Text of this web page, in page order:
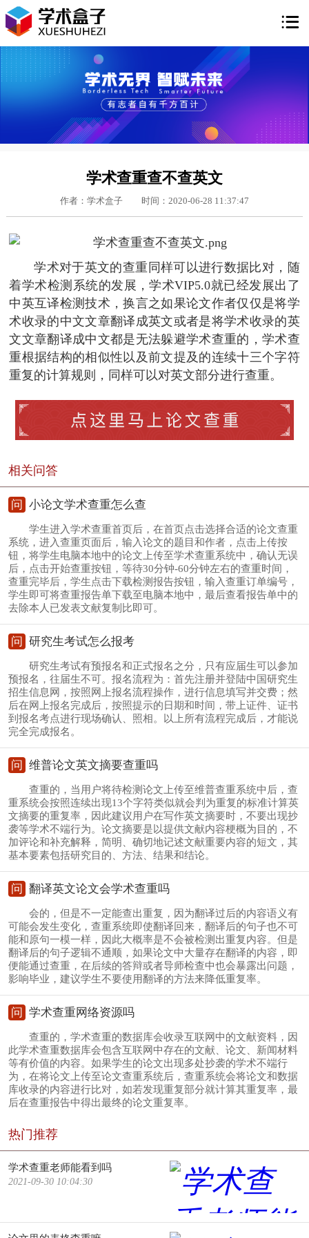

学术查重查不查英文
作者：学术盒子 时间：2020-06-28 11:37:47
学术对于英文的查重同样可以进行数据比对，随
着学术检测系统的发展，学术VIP5.0就已经发展出了
中英互译检测技术，换言之如果论文作者仅仅是将学
术收录的中文文章翻译成英文或者是将学术收录的英
文文章翻译成中文都是无法躲避学术查重的，学术查
重根据结构的相似性以及前文提及的连续十三个字符
重复的计算规则，同样可以对英文部分进行查重。
相关问答
问 小论文学术查重怎么查
学生进入学术查重首页后，在首页点击选择合适的论文查重
系统，进入查重页面后，输入论文的题目和作者，点击上传按
钮，将学生电脑本地中的论文上传至学术查重系统中，确认无误
后，点击开始查重按钮，等待30分钟-60分钟左右的查重时间，
查重完毕后，学生点击下载检测报告按钮，输入查重订单编号，
学生即可将查重报告单下载至电脑本地中，最后查看报告单中的
去除本人已发表文献复制比即可。
问 研究生考试怎么报考
研究生考试有预报名和正式报名之分，只有应届生可以参加
预报名，往届生不可。报名流程为：首先注册并登陆中国研究生
招生信息网，按照网上报名流程操作，进行信息填写并交费；然
后在网上报名完成后，按照提示的日期和时间，带上证件、证书
到报名考点进行现场确认、照相。以上所有流程完成后，才能说
完全完成报名。
问 维普论文英文摘要查重吗
查重的，当用户将待检测论文上传至维普查重系统中后，查
重系统会按照连续出现13个字符类似就会判为重复的标准计算英
文摘要的重复率，因此建议用户在写作英文摘要时，不要出现抄
袭等学术不端行为。论文摘要是以提供文献内容梗概为目的，不
加评论和补充解释，简明、确切地记述文献重要内容的短文，其
基本要素包括研究目的、方法、结果和结论。
问 翻译英文论文会学术查重吗
会的，但是不一定能查出重复，因为翻译过后的内容语义有
可能会发生变化，查重系统即使翻译回来，翻译后的句子也不可
能和原句一模一样，因此大概率是不会被检测出重复内容。但是
翻译后的句子逻辑不通顺，如果论文中大量存在翻译的内容，即
便能通过查重，在后续的答辩或者导师检查中也会暴露出问题，
影响毕业，建议学生不要使用翻译的方法来降低重复率。
问 学术查重网络资源吗
查重的，学术查重的数据库会收录互联网中的文献资料，因
此学术查重数据库会包含互联网中存在的文献、论文、新闻材料
等有价值的内容。如果学生的论文出现多处抄袭的学术不端行
为，在将论文上传至论文查重系统后，查重系统会将论文和数据
库收录的内容进行比对，如若发现重复部分就计算其重复率，最
后在查重报告中得出最终的论文重复率。
热门推荐
学术查重老师能看到吗
2021-09-30 10:04:30